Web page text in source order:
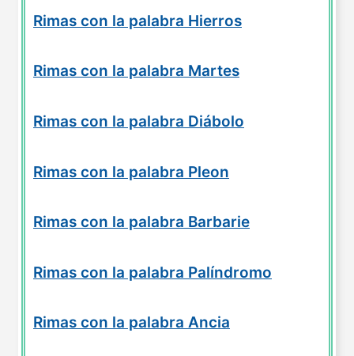
Rimas con la palabra Hierros
Rimas con la palabra Martes
Rimas con la palabra Diábolo
Rimas con la palabra Pleon
Rimas con la palabra Barbarie
Rimas con la palabra Palíndromo
Rimas con la palabra Ancia